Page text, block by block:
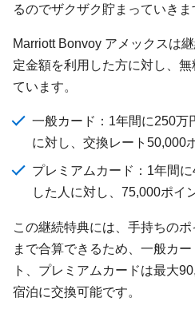
るのでザクザク貯まっていきま
Marriott Bonvoy アメックスは
定金額を利用した方に対し、
ています。
一般カード：1年間に250万
に対し、交換レート50,000
プレミアムカード：1年間
した人に対し、75,000ポイ
この継続特典には、手持ちの
まで合算できるため、一般カ
ト、プレミアムカードは最大
宿泊に交換可能です。